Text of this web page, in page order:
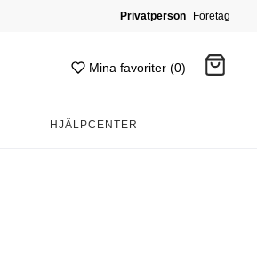
Privatperson Företag
Mina favoriter (0)
HJÄLPCENTER